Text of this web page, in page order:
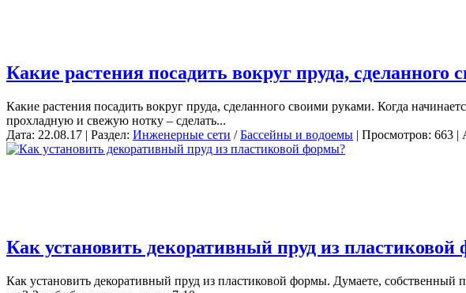
Какие растения посадить вокруг пруда, сделанного
Какие растения посадить вокруг пруда, сделанного своими руками. Когда
прохладную и свежую нотку – сделать...
Дата: 22.08.17 | Раздел: Инженерные сети /Бассейны и водоемы | Просмотров: 663 |
Как установить декоративный пруд из
Как установить декоративный пруд из пластиковой формы. Думаете,